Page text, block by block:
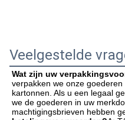
Veelgestelde
Wat zijn uw
verpakken we onze
kartonnen. Als u een legaal
we de goederen in uw
machtigingsbrieven hebben